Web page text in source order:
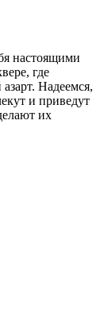
настоящими
где
Надеемся,
и приведут
их